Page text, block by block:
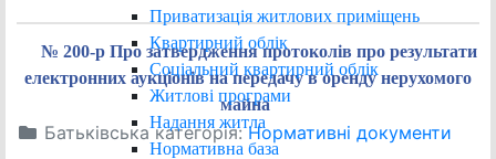
Приватизація житлових приміщень
Квартирний облік
Соціальний квартирний облік
Житлові програми
Надання житла
Нормативна база
№ 200-р Про затвердження протоколів про результати
електронних аукціонів на передачу в оренду нерухомого
майна
Батьківська категорія:Нормативні документи